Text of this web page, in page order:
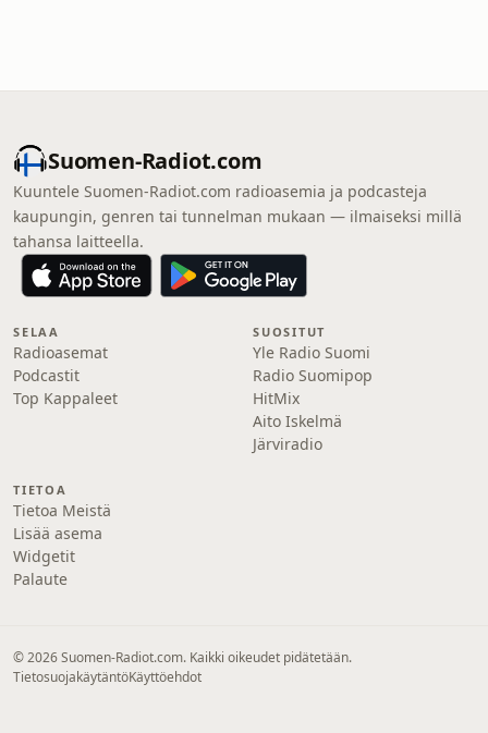
Suomen-Radiot.com
Kuuntele Suomen-Radiot.com radioasemia ja podcasteja
kaupungin, genren tai tunnelman mukaan — ilmaiseksi millä
tahansa laitteella.
SELAA
Radioasemat
Podcastit
Top Kappaleet
SUOSITUT
Yle Radio Suomi
Radio Suomipop
HitMix
Aito Iskelmä
Järviradio
TIETOA
Tietoa Meistä
Lisää asema
Widgetit
Palaute
© 2026 Suomen-Radiot.com. Kaikki oikeudet pidätetään.
TietosuojakäytäntöKäyttöehdot